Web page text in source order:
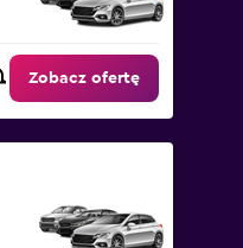
Zobacz ofertę